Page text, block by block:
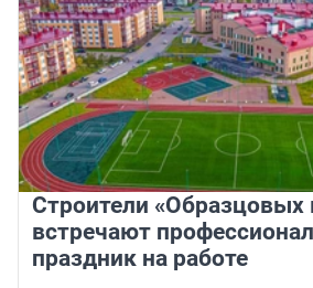
Строители «Образцовых
встречают
праздник на работе